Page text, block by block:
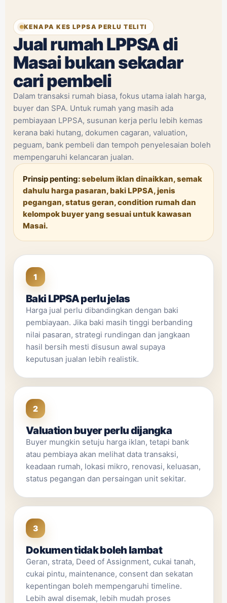
KENAPA KES LPPSA PERLU TELITI
Jual rumah LPPSA di
Masai bukan sekadar
cari pembeli
Dalam transaksi rumah biasa, fokus utama ialah harga,
buyer dan SPA. Untuk rumah yang masih ada
pembiayaan LPPSA, susunan kerja perlu lebih kemas
kerana baki hutang, dokumen cagaran, valuation,
peguam, bank pembeli dan tempoh penyelesaian boleh
mempengaruhi kelancaran jualan.
Prinsip penting:sebelum iklan dinaikkan, semak
dahulu harga pasaran, baki LPPSA, jenis
pegangan, status geran, condition rumah dan
kelompok buyer yang sesuai untuk kawasan
Masai.
1
Baki LPPSA perlu jelas
Harga jual perlu dibandingkan dengan baki
pembiayaan. Jika baki masih tinggi berbanding
nilai pasaran, strategi rundingan dan jangkaan
hasil bersih mesti disusun awal supaya
keputusan jualan lebih realistik.
2
Valuation buyer perlu dijangka
Buyer mungkin setuju harga iklan, tetapi bank
atau pembiaya akan melihat data transaksi,
keadaan rumah, lokasi mikro, renovasi, keluasan,
status pegangan dan persaingan unit sekitar.
3
Dokumen tidak boleh lambat
Geran, strata, Deed of Assignment, cukai tanah,
cukai pintu, maintenance, consent dan sekatan
kepentingan boleh mempengaruhi timeline.
Lebih awal disemak, lebih mudah proses